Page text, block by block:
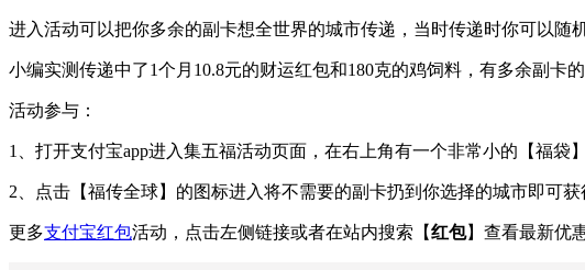
进入活动可以把你多余的副卡想全世界的城市传递，当时传递时你可以随
小编实测传递中了1个月10.8元的财运红包和180克的鸡饲料，有多余副卡
活动参与：
1、打开支付宝app进入集五福活动页面，在右上角有一个非常小的【福袋
2、点击【福传全球】的图标进入将不需要的副卡扔到你选择的城市即可获
更多支付宝红包活动，点击左侧链接或者在站内搜索【红包】查看最新优